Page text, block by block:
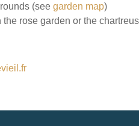
(see garden map)
rose garden or the